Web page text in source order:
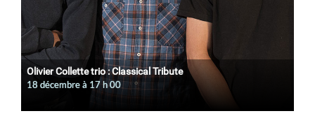
Olivier Collette trio : Classical Tribute
18 décembre à 17 h 00